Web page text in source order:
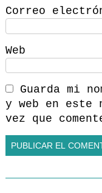
Correo
Web
Guarda mi
y web en este
vez que